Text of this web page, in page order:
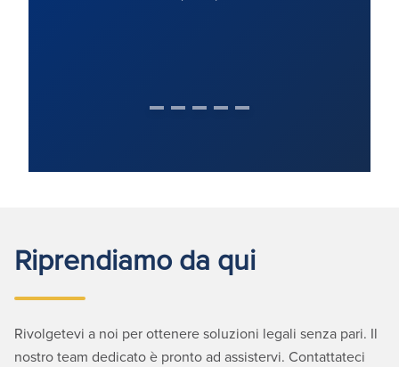
Riprendiamo da qui
Rivolgetevi a noi per ottenere soluzioni legali senza pari. Il
nostro team dedicato è pronto ad assistervi. Contattateci